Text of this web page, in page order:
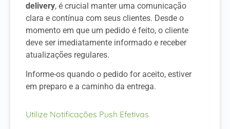
delivery, é crucial manter uma comunicação
clara e contínua com seus clientes. Desde o
momento em que um pedido é feito, o cliente
deve ser imediatamente informado e receber
atualizações regulares.
Informe-os quando o pedido for aceito, estiver
em preparo e a caminho da entrega.
Utilize Notificações Push Efetivas